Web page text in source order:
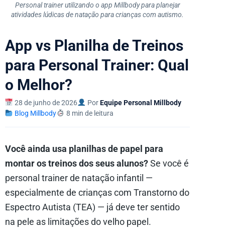
Personal trainer utilizando o app Millbody para planejar
atividades lúdicas de natação para crianças com autismo.
App vs Planilha de Treinos
para Personal Trainer: Qual
o Melhor?
28 de junho de 2026 PorEquipe Personal Millbody
Blog Millbody
8 min de leitura
Você ainda usa planilhas de papel para
montar os treinos dos seus alunos? Se você é
personal trainer de natação infantil —
especialmente de crianças com Transtorno do
Espectro Autista (TEA) — já deve ter sentido
na pele as limitações do velho papel.